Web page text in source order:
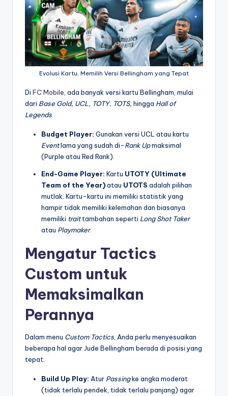
Evolusi Kartu, Memilih Versi Bellingham yang Tepat
Di FC Mobile , ada banyak versi kartu Bellingham, mulai
dari Base Gold, UCL, TOTY, TOTS, hingga Hall of
Legends
Budget Player: Gunakan versi UCL atau kartu
Eventlama yang sudah di-Rank Upmaksimal
(Purple atau Red Rank).
End-Game Player: Kartu UTOTY (Ultimate
Team of the Year)atau UTOTS adalah pilihan
mutlak. Kartu-kartu ini memiliki statistik yang
hampir tidak memiliki kelemahan dan biasanya
memiliki traittambahan seperti Long Shot Taker
atau Playmaker.
Mengatur Tactics
Custom untuk
Memaksimalkan
Perannya
Dalam menu Custom Tactics , Anda perlu menyesuaikan
beberapa hal agar Jude Bellingham berada di posisi yang
tepat:
Build Up Play: Atur Passingke angka moderat
(tidak terlalu pendek, tidak terlalu panjang) agar